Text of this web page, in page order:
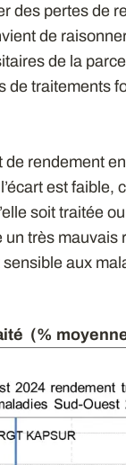
des pertes de
de
de la
de traitements
rendement
est faible,
soit traitée
un très mauvais
aux
(%